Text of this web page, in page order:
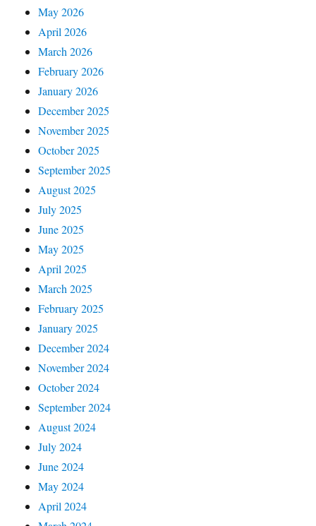
May 2026
April 2026
March 2026
February 2026
January 2026
December 2025
November 2025
October 2025
September 2025
August 2025
July 2025
June 2025
May 2025
April 2025
March 2025
February 2025
January 2025
December 2024
November 2024
October 2024
September 2024
August 2024
July 2024
June 2024
May 2024
April 2024